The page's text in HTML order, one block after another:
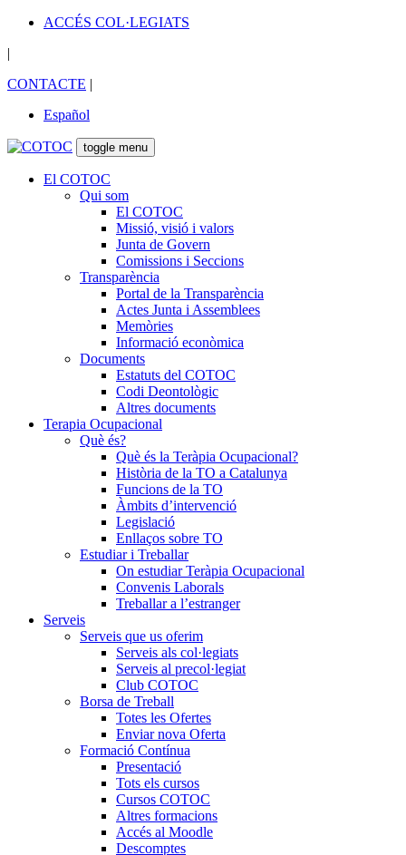
ACCÉS COL·LEGIATS
|
CONTACTE |
Español
toggle menu
El COTOC
Qui som
El COTOC
Missió, visió i valors
Junta de Govern
Comissions i Seccions
Transparència
Portal de la Transparència
Actes Junta i Assemblees
Memòries
Informació econòmica
Documents
Estatuts del COTOC
Codi Deontològic
Altres documents
Terapia Ocupacional
Què és?
Què és la Teràpia Ocupacional?
Història de la TO a Catalunya
Funcions de la TO
Àmbits d’intervenció
Legislació
Enllaços sobre TO
Estudiar i Treballar
On estudiar Teràpia Ocupacional
Convenis Laborals
Treballar a l’estranger
Serveis
Serveis que us oferim
Serveis als col·legiats
Serveis al precol·legiat
Club COTOC
Borsa de Treball
Totes les Ofertes
Enviar nova Oferta
Formació Contínua
Presentació
Tots els cursos
Cursos COTOC
Altres formacions
Accés al Moodle
Descomptes